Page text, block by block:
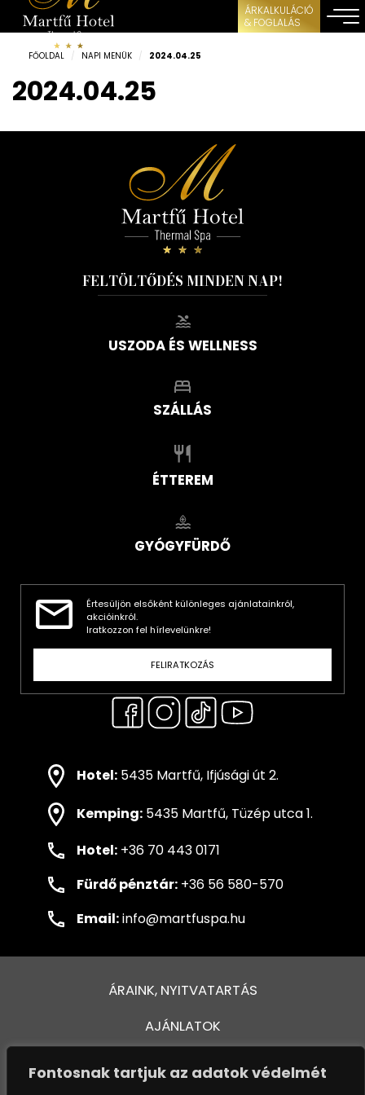
Fontosnak tartjuk az adatok védelmét
ÁRKALKULÁCIÓ
& FOGLALÁS
FŐOLDAL / NAPI MENÜK / 2024.04.25
2024.04.25
FELTÖLTŐDÉS MINDEN NAP!
USZODA ÉS WELLNESS
SZÁLLÁS
ÉTTEREM
GYÓGYFÜRDŐ
Értesüljön elsőként különleges ajánlatainkról,
akcióinkról.
Iratkozzon fel hírlevelünkre!
FELIRATKOZÁS
Hotel: 5435 Martfű, Ifjúsági út 2.
Kemping: 5435 Martfű, Tüzép utca 1.
Hotel: +36 70 443 0171
Fürdő pénztár: +36 56 580-570
Email:info@martfuspa.hu
ÁRAINK, NYITVATARTÁS
AJÁNLATOK